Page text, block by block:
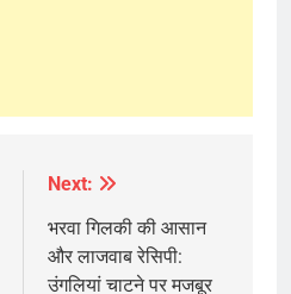
Next:
भरवा गिलकी की आसान
और लाजवाब रेसिपी:
उंगलियां चाटने पर मजबूर